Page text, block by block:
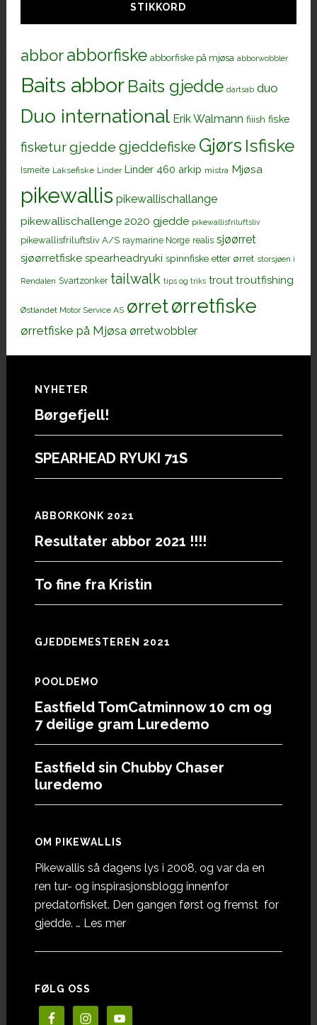
STIKKORD
abborabborfiske abborfiske på mjøsa abborwobbler
Baits abbor Baits gjedde dartsab duo
Duo international Erik Walmann fiiish fiske
fisketurgjedde gjeddefiske Gjørs Isfiske
Ismeite Laksefiske Linder Linder 460 arkip mistra Mjøsa
pikewallis pikewallischallange
pikewallischallenge 2020 gjedde pikewallisfriluftsliv
pikewallisfriluftsliv A/S raymarine Norge realis sjøørret
sjøørretfiske spearheadryuki spinnfiske etter ørret storsjøen i
Rendalen Svartzonker tailwalk tips og triks trout troutfishing
Østlandet Motor Service AS ørretørretfiske
ørretfiske på Mjøsa ørretwobbler
Footer
NYHETER
Børgefjell!
SPEARHEAD RYUKI 71S
ABBORKONK 2021
Resultater abbor 2021 !!!!
To fine fra Kristin
GJEDDEMESTEREN 2021
POOLDEMO
Eastfield TomCatminnow 10 cm og
7 deilige gram Luredemo
Eastfield sin Chubby Chaser
luredemo
OM PIKEWALLIS
Pikewallis så dagens lys i 2008, og var da en
ren tur- og inspirasjonsblogg innenfor
predatorfisket. Den gangen først og fremst for
gjedde. … Les meromOm
FØLG OSS